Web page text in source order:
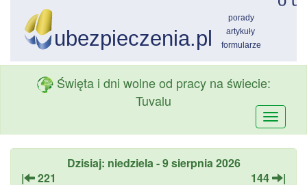
Święta i dni wolne od pracy na świecie:
Tuvalu
Dzisiaj: niedziela - 9 sierpnia 2026
|
221 144 |